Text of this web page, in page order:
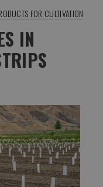
FOR CULTIVATION
IN